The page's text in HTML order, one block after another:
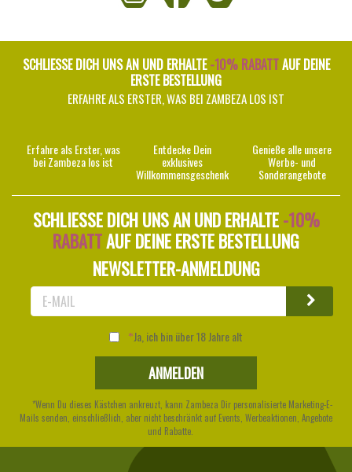
SCHLIESSE DICH UNS AN UND ERHALTE -10% RABATTAUF DEINE
ERSTE BESTELLUNG
ERFAHRE ALS ERSTER, WAS BEI ZAMBEZA LOS IST
Erfahre als Erster, was
bei Zambeza los ist
Entdecke Dein
exklusives
Willkommensgeschenk
Genieße alle unsere
Werbe- und
Sonderangebote
SCHLIESSE DICH UNS AN UND ERHALTE -10%
RABATTAUF DEINE ERSTE BESTELLUNG
NEWSLETTER-ANMELDUNG
Ja, ich bin über 18 Jahre alt
*Wenn Du dieses Kästchen ankreuzt, kann Zambeza Dir personalisierte Marketing-E-
Mails senden, einschließlich, aber nicht beschränkt auf Events, Werbeaktionen, Angebote
und Rabatte.